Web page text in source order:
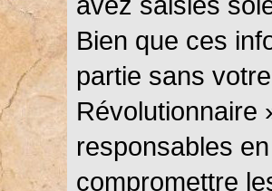
Bien que ces
partie sans
Révolutionnaire
responsables
compromettre